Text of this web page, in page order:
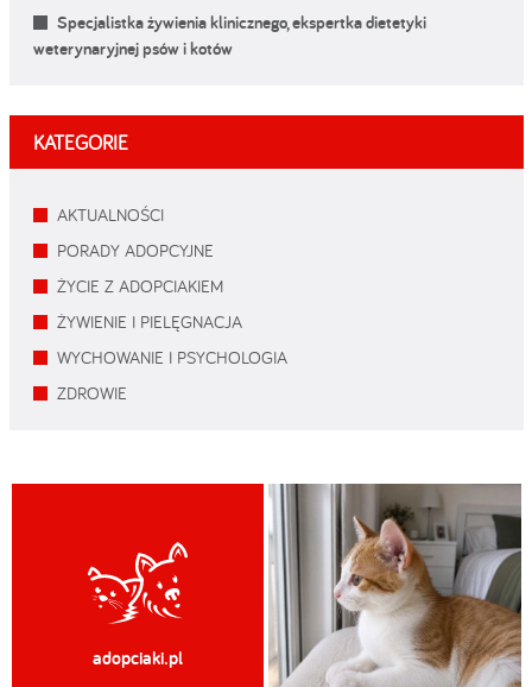
Specjalistka żywienia klinicznego, ekspertka dietetyki
weterynaryjnej psów i kotów
KATEGORIE
AKTUALNOŚCI
PORADY ADOPCYJNE
ŻYCIE Z ADOPCIAKIEM
ŻYWIENIE I PIELĘGNACJA
WYCHOWANIE I PSYCHOLOGIA
ZDROWIE
adopciaki.pl